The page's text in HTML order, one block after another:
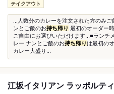
テイクアウト
...人数分のカレーを注文された方のみ
ンとご飯のお持ち帰り 最初のオーダー
ご自由にお選びいただけます...■ランチ
レー ナンとご飯のお持ち帰りは最初の
カレー大盛り...
江坂イタリアン ラッポルティ